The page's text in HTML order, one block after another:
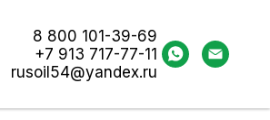
8 800 101-39-69
+7 913 717-77-11
rusoil54@yandex.ru